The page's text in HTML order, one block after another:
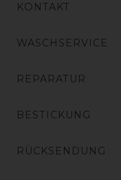
KONTAKT
WASCHSERVICE
REPARATUR
BESTICKUNG
RÜCKSENDUNG